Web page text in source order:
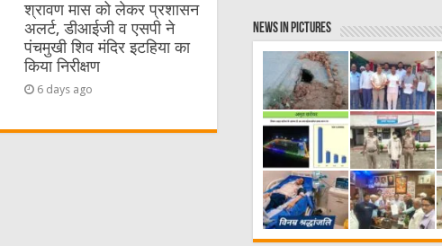
श्रावण मास को लेकर प्रशासन
अलर्ट, डीआईजी व एसपी ने
पंचमुखी शिव मंदिर इटहिया का
किया निरीक्षण
6 days ago
News in Pictures